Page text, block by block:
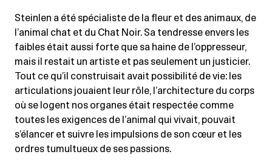
Steinlen a été spécialiste de la fleur et des animaux, de
l’animal chat et du Chat Noir. Sa tendresse envers les
faibles était aussi forte que sa haine de l’oppresseur,
mais il restait un artiste et pas seulement un justicier.
Tout ce qu’il construisait avait possibilité de vie: les
articulations jouaient leur rôle, l’architecture du corps
où se logent nos organes était respectée comme
toutes les exigences de l’animal qui vivait, pouvait
s’élancer et suivre les impulsions de son cœur et les
ordres tumultueux de ses passions.